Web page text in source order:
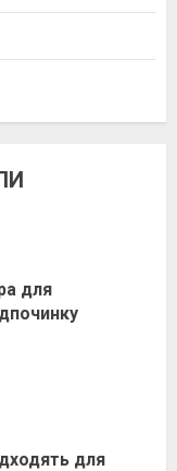
для
для